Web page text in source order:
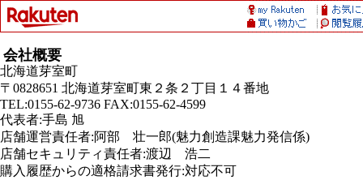
会社概要
北海道芽室町
〒0828651 北海道芽室町東２条２丁目１４番地
TEL:0155-62-9736 FAX:0155-62-4599
代表者:手島 旭
店舗運営責任者:阿部 壮一郎(魅力創造課魅力発信係)
店舗セキュリティ責任者:渡辺 浩二
購入履歴からの適格請求書発行:対応不可